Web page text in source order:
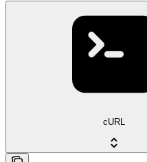
cURL